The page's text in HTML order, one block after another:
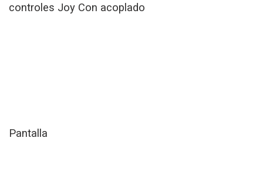
controles Joy Con acoplado
Pantalla